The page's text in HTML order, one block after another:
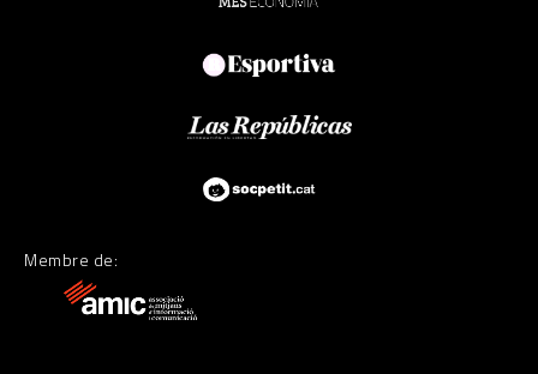
Membre de: